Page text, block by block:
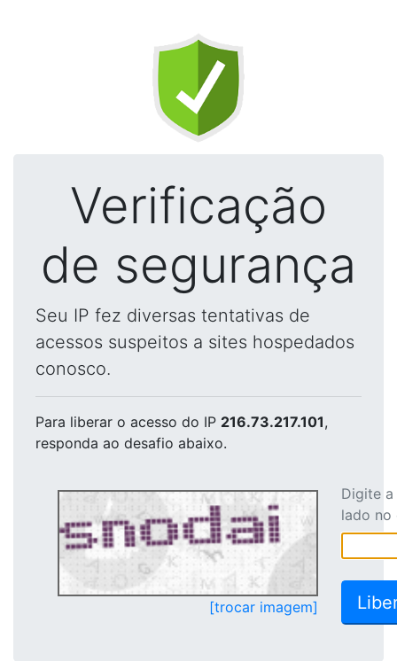
Verificação
de segurança
Seu IP fez diversas tentativas de
acessos suspeitos a sites hospedados
conosco.
Para liberar o acesso do IP 216.73.217.101,
responda ao desafio abaixo.
[trocar imagem]
Digite
lado no